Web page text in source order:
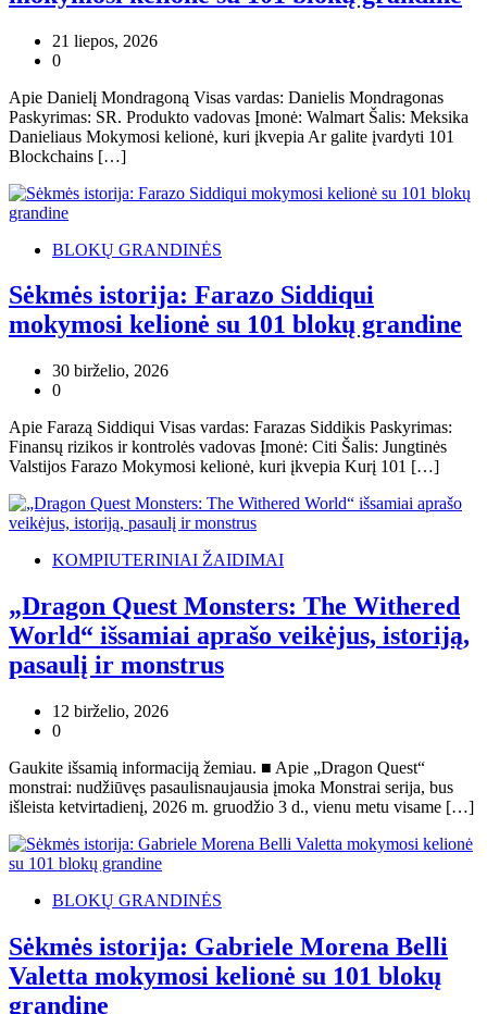
21 liepos, 2026
0
Apie Danielį Mondragoną Visas vardas: Danielis Mondragonas
Paskyrimas: SR. Produkto vadovas Įmonė: Walmart Šalis: Meksika
Danieliaus Mokymosi kelionė, kuri įkvepia Ar galite įvardyti 101
Blockchains […]
BLOKŲ GRANDINĖS
Sėkmės istorija: Farazo Siddiqui
mokymosi kelionė su 101 blokų grandine
30 birželio, 2026
0
Apie Farazą Siddiqui Visas vardas: Farazas Siddikis Paskyrimas:
Finansų rizikos ir kontrolės vadovas Įmonė: Citi Šalis: Jungtinės
Valstijos Farazo Mokymosi kelionė, kuri įkvepia Kurį 101 […]
KOMPIUTERINIAI ŽAIDIMAI
„Dragon Quest Monsters: The Withered
World“ išsamiai aprašo veikėjus, istoriją,
pasaulį ir monstrus
12 birželio, 2026
0
Gaukite išsamią informaciją žemiau. ■ Apie „Dragon Quest“
monstrai: nudžiūvęs pasaulisnaujausia įmoka Monstrai serija, bus
išleista ketvirtadienį, 2026 m. gruodžio 3 d., vienu metu visame […]
BLOKŲ GRANDINĖS
Sėkmės istorija: Gabriele Morena Belli
Valetta mokymosi kelionė su 101 blokų
grandine